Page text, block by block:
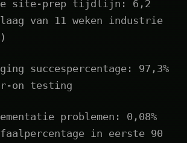
site‑prep tijdlijn: 6,2
van 11 weken industrie
succespercentage: 97,3%
testing
problemen: 0,08%
in eerste 90